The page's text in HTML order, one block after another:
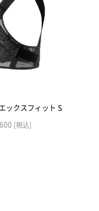
ックスフィット S
[税込]